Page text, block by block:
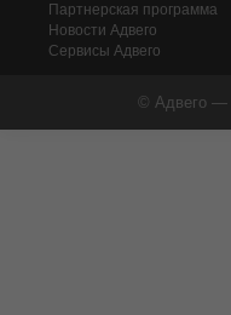
Партнерская программа
Новости Адвего
Сервисы Адвего
© Адвего —